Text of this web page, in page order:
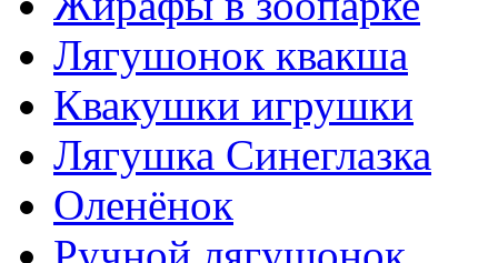
Лягушонок квакша
Квакушки игрушки
Лягушка Синеглазка
Оленёнок